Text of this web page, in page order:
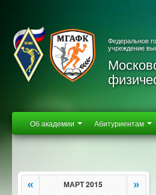
Федеральное
учреждение
Об академии Абитуриентам
« МАРТ 2015 »